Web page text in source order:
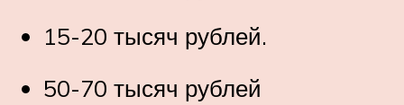
15-20 тысяч рублей.
50-70 тысяч рублей